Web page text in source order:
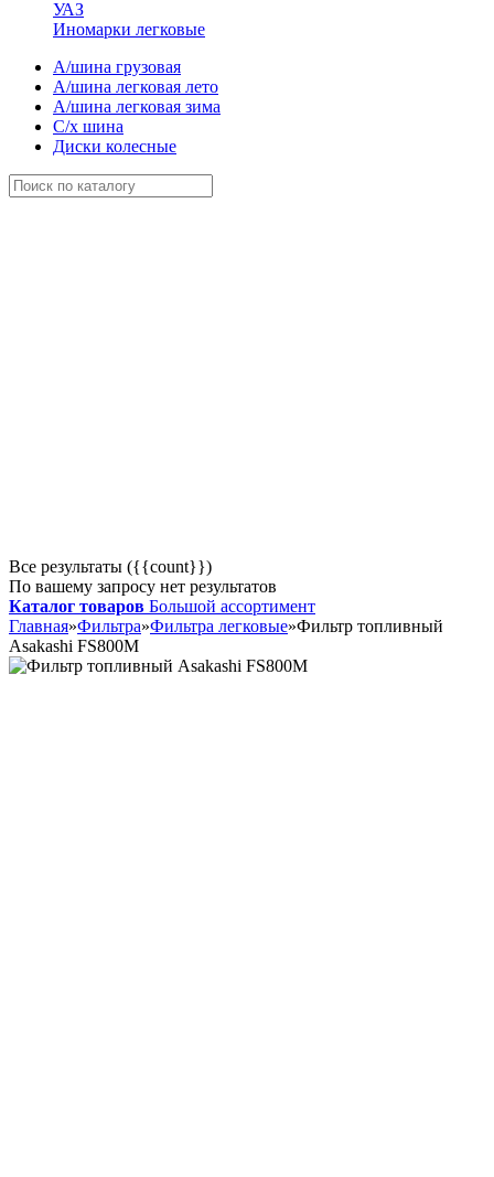
УАЗ
Иномарки легковые
А/шина грузовая
А/шина легковая лето
А/шина легковая зима
С/х шина
Диски колесные
Все результаты ({{count}})
По вашему запросу нет результатов
Каталог товаров Большой ассортимент
Главная»Фильтра»Фильтра легковые»Фильтр топливный
Asakashi FS800M